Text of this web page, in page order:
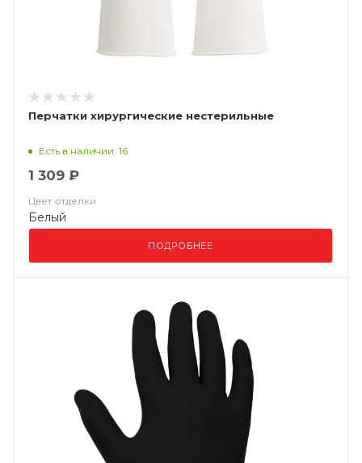
Перчатки хирургические нестерильные
Есть в наличии: 16
1 309 ₽
Цвет отделки
Белый
ПОДРОБНЕЕ